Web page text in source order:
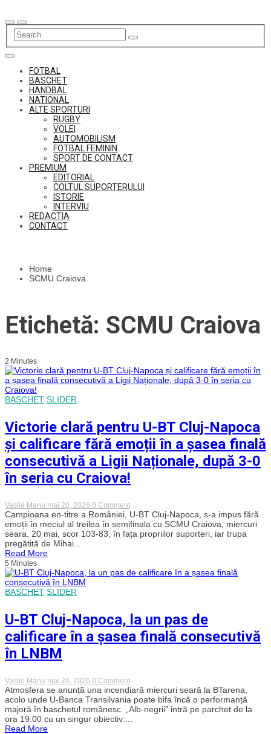
to
content
FOTBAL
BASCHET
HANDBAL
NATIONAL
ALTE SPORTURI
RUGBY
VOLEI
AUTOMOBILISM
FOTBAL FEMININ
SPORT DE CONTACT
PREMIUM
EDITORIAL
COLTUL SUPORTERULUI
ISTORIE
INTERVIU
REDACTIA
CONTACT
Home
SCMU Craiova
Etichetă: SCMU Craiova
2 Minutes
BASCHET SLIDER
Victorie clară pentru U-BT Cluj-Napoca
și calificare fără emoții în a șasea finală
consecutivă a Ligii Naționale, după 3-0
în seria cu Craiova!
Vasile Manu mai 20, 2026 0 Commenton
Victorie
clară
pentru
U-
și
a
șasea
finală
consecutivă
3-
0
în
seria
Craiova!
Campioana en-titre a României, U-BT Cluj-Napoca, s-a impus fără
emoții în meciul al treilea în semifinala cu SCMU Craiova, miercuri
seara, 20 mai, scor 103-83, în fața propriilor suporteri, iar trupa
pregătită de Mihai...
Read More
5 Minutes
BASCHET SLIDER
U-BT Cluj-Napoca, la un pas de
calificare în a șasea finală consecutivă
în LNBM
Vasile Manu mai 20, 2026 0 Commenton
U-
BT
Cluj-
Napoca,
la
Atmosfera se anunță una incendiară miercuri seară la BTarena,
acolo unde U-Banca Transilvania poate bifa încă o performanță
majoră în baschetul românesc. „Alb-negrii” intră pe parchet de la
ora 19:00 cu un singur obiectiv:...
Read More